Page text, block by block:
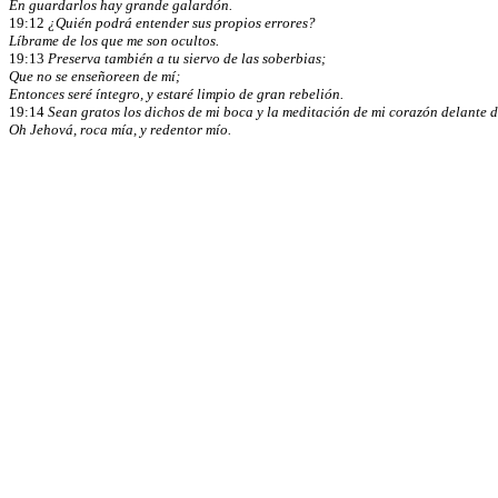
En guardarlos hay grande galardón.
19:12 ¿Quién podrá entender sus propios errores?
Líbrame de los que me son ocultos.
19:13 Preserva también a tu siervo de las soberbias;
Que no se enseñoreen de mí;
Entonces seré íntegro, y estaré limpio de gran rebelión.
19:14 Sean gratos los dichos de mi boca y la meditación de mi corazón delante
Oh Jehová, roca mía, y redentor mío.